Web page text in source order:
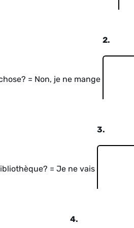
= Non, je ne mange
2.
= Je ne vais
3.
4.